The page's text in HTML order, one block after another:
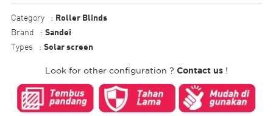
Category : Roller Blinds
Brand
: Sandei
Types
: Solar screen
Look for other configuration ? Contact us !